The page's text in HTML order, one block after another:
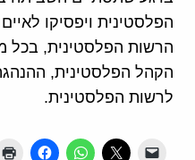
הפלסטינית ויפסיקו
הרשות הפלסטינית,
הקהל הפלסטינית,
לרשות הפלסטינית.